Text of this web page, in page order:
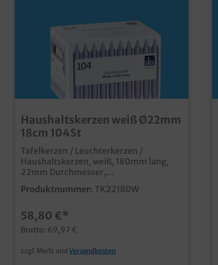
Haushaltskerzen weiß Ø22mm
18cm 104St
Tafelkerzen / Leuchterkerzen /
Haushaltskerzen, weiß, 180mm lang,
22mm Durchmesser,
Wachskomposition, 104 Stück in VE
praktische Lösung für den gedeckten
verbrennt sauber und
geruchsfreigünstiges
Produktnummer: TK22180W
58,80 €*
Brutto: 69,97 €
zzgl. MwSt und Versandkosten